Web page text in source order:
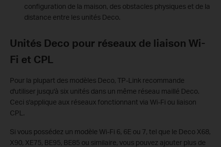
configuration de la maison, des obstacles physiques et de la
distance entre les unités Deco.
Unités Deco pour réseaux de liaison Wi-
Fi et CPL
Pour la plupart des modèles Deco, TP-Link recommande
d'utiliser jusqu'à six unités dans un même réseau maillé Deco.
Ceci s'applique aux réseaux fonctionnant via Wi-Fi ou liaison
CPL.
Si vous possédez un modèle Wi-Fi 6, 6E ou 7, tel que le Deco X68,
X90, XE75, BE95, BE85 ou similaire, vous pouvez ajouter plus de